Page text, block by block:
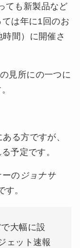
ても新製品など
は年に1回のお
間）に開催さ
見所にの一つに
る方ですが、
予定です。
ーの ジョナサ
。
大幅に設
ェット速報